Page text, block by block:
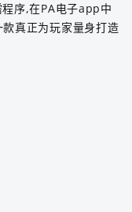
序,在PA电子app中
真正为玩家量身打造